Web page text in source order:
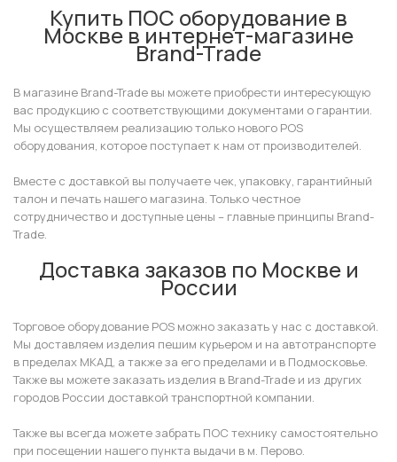
Купить ПОС оборудование в
Москве в интернет-магазине
Brand-Tradе
В магазине Brand-Trade вы можете приобрести интересующую
вас продукцию с соответствующими документами о гарантии.
Мы осуществляем реализацию только нового POS
оборудования, которое поступает к нам от производителей.
Вместе с доставкой вы получаете чек, упаковку, гарантийный
талон и печать нашего магазина. Только честное
сотрудничество и доступные цены – главные принципы Brand-
Trade.
Доставка заказов по Москве и
России
Торговое оборудование POS можно заказать у нас с доставкой.
Мы доставляем изделия пешим курьером и на автотранспорте
в пределах МКАД, а также за его пределами и в Подмосковье.
Также вы можете заказать изделия в Brand-Tradе и из других
городов России доставкой транспортной компании.
Также вы всегда можете забрать ПОС технику самостоятельно
при посещении нашего пункта выдачи в м. Перово.